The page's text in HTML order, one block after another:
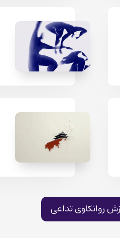
روانکاوی تداعی